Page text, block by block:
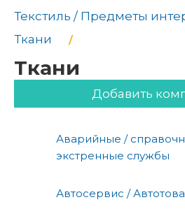
Текстиль / Предметы
Ткани
Ткани
Добавить
Аварийные /
экстренные службы
Автосервис /